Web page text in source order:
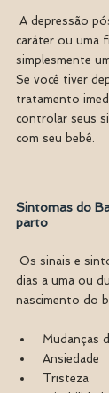
caráter ou uma
simplesmente
Se você tiver
tratamento
controlar seus
com seu bebê.
Sintomas do
parto
dias a uma ou
nascimento do
Mudanças
Ansiedade
Tristeza